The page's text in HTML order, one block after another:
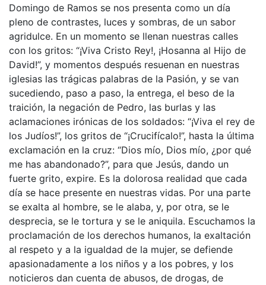
Domingo de Ramos se nos presenta como un día
pleno de contrastes, luces y sombras, de un sabor
agridulce. En un momento se llenan nuestras calles
con los gritos: “¡Viva Cristo Rey!, ¡Hosanna al Hijo de
David!”, y momentos después resuenan en nuestras
iglesias las trágicas palabras de la Pasión, y se van
sucediendo, paso a paso, la entrega, el beso de la
traición, la negación de Pedro, las burlas y las
aclamaciones irónicas de los soldados: “¡Viva el rey de
los Judíos!”, los gritos de “¡Crucifícalo!”, hasta la última
exclamación en la cruz: “Dios mío, Dios mío, ¿por qué
me has abandonado?”, para que Jesús, dando un
fuerte grito, expire. Es la dolorosa realidad que cada
día se hace presente en nuestras vidas. Por una parte
se exalta al hombre, se le alaba, y, por otra, se le
desprecia, se le tortura y se le aniquila. Escuchamos la
proclamación de los derechos humanos, la exaltación
al respeto y a la igualdad de la mujer, se defiende
apasionadamente a los niños y a los pobres, y los
noticieros dan cuenta de abusos, de drogas, de